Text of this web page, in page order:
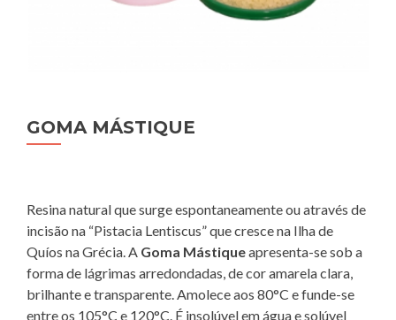
GOMA MÁSTIQUE
Resina natural que surge espontaneamente ou através de
incisão na “Pistacia Lentiscus” que cresce na Ilha de
Quíos na Grécia. A Goma Mástiqueapresenta-se sob a
forma de lágrimas arredondadas, de cor amarela clara,
brilhante e transparente. Amolece aos 80°C e funde-se
entre os 105°C e 120°C. É insolúvel em água e solúvel